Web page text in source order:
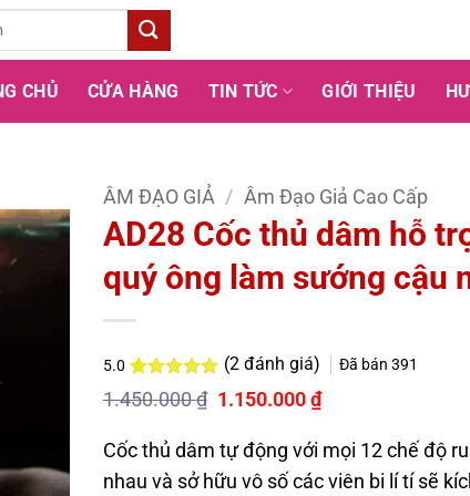
CHỦ CỬA HÀNG TIN TỨC GIỚI THIỆU
ÂM ĐẠO GIẢ / Âm Đạo Giả Cao Cấp
AD28 Cốc thủ dâm hỗ
quý ông làm sướng cậu
5.0
5.0trên 5
dựa trên
2
(2đánh giá) Đã bán 391
1.450.000₫ Giá
1.450.000 ₫.
1.150.000₫Giá
hiện
là:
1.150.000 ₫.
Cốc thủ dâm tự động với mọi 12 chế độ
nhau và sở hữu vô số các viên bi lí tí sẽ